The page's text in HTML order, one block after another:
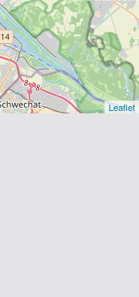
Leaflet